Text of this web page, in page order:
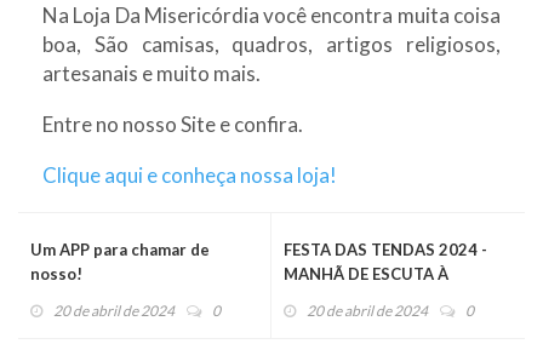
Na Loja Da Misericórdia você encontra muita coisa
boa, São camisas, quadros, artigos religiosos,
artesanais e muito mais.
Entre no nosso Site e confira.
Clique aqui e conheça nossa loja!
Um APP para chamar de
nosso!
20 de abril de 2024 0
FESTA DAS TENDAS 2024 -
MANHÃ DE ESCUTA À
20 de abril de 2024 0